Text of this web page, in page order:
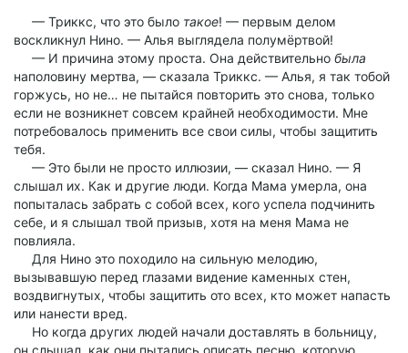
— Триккс, что это было такое! — первым делом
воскликнул Нино. — Алья выглядела полумёртвой!
— И причина этому проста. Она действительно была
наполовину мертва, — сказала Триккс. — Алья, я так тобой
горжусь, но не… не пытайся повторить это снова, только
если не возникнет совсем крайней необходимости. Мне
потребовалось применить все свои силы, чтобы защитить
тебя.
— Это были не просто иллюзии, — сказал Нино. — Я
слышал их. Как и другие люди. Когда Мама умерла, она
попыталась забрать с собой всех, кого успела подчинить
себе, и я слышал твой призыв, хотя на меня Мама не
повлияла.
Для Нино это походило на сильную мелодию,
вызывавшую перед глазами видение каменных стен,
воздвигнутых, чтобы защитить ото всех, кто может напасть
или нанести вред.
Но когда других людей начали доставлять в больницу,
он слышал, как они пытались описать песню, которую